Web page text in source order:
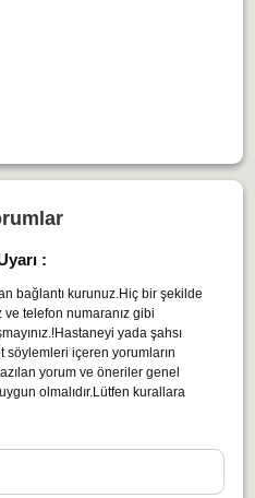
:
bağlantı kurunuz.Hiç bir şekilde
telefon numaranız gibi
yada şahsı
söylemleri içeren yorumların
yorum ve öneriler genel
olmalıdır.Lütfen kurallara